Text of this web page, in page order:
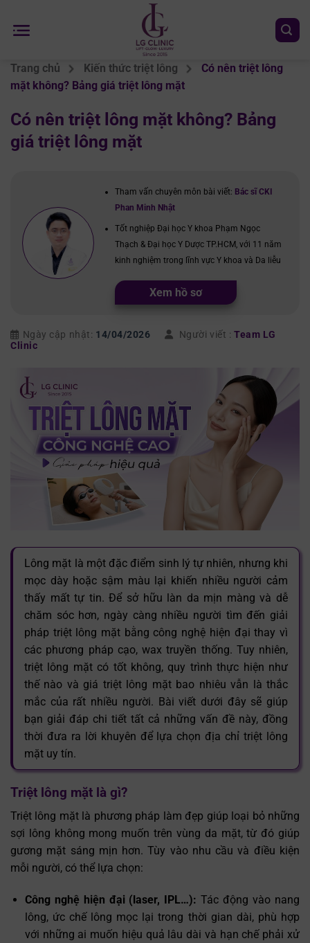
đến
Trang chủ Kiến thức triệt lông
Có nên triệt lông
mặt không? Bảng giá triệt lông mặt
Có nên triệt lông mặt không? Bảng
giá triệt lông mặt
Tham vấn chuyên môn bài viết: Bác sĩ CKI
Phan Minh Nhật
Tốt nghiệp Đại học Y khoa Phạm Ngọc
Thạch & Đại học Y Dược TP.HCM, với 11 năm
kinh nghiệm trong lĩnh vực Y khoa và Da liễu
Xem hồ sơ
Ngày cập nhật: 14/04/2026 Người viết : Team LG
Clinic
Lông mặt là một đặc điểm sinh lý tự nhiên, nhưng khi
mọc dày hoặc sậm màu lại khiến nhiều người cảm
thấy mất tự tin. Để sở hữu làn da mịn màng và dễ
chăm sóc hơn, ngày càng nhiều người tìm đến giải
pháp triệt lông mặt bằng công nghệ hiện đại thay vì
các phương pháp cạo, wax truyền thống. Tuy nhiên,
triệt lông mặt có tốt không, quy trình thực hiện như
thế nào và giá triệt lông mặt bao nhiêu vẫn là thắc
mắc của rất nhiều người. Bài viết dưới đây sẽ giúp
bạn giải đáp chi tiết tất cả những vấn đề này, đồng
thời đưa ra lời khuyên để lựa chọn địa chỉ triệt lông
mặt uy tín.
Triệt lông mặt là gì?
Triệt lông mặt là phương pháp làm đẹp giúp loại bỏ những
sợi lông không mong muốn trên vùng da mặt, từ đó giúp
gương mặt sáng mịn hơn. Tùy vào nhu cầu và điều kiện
mỗi người, có thể lựa chọn:
Công nghệ hiện đại (laser, IPL…):Tác động vào nang
lông, ức chế lông mọc lại trong thời gian dài, phù hợp
với những ai muốn hiệu quả lâu dài và hạn chế phải xử